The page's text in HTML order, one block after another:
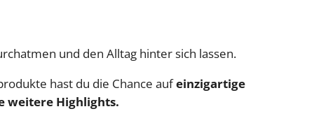
und den Alltag hinter sich lassen.
hast du die Chance aufeinzigartige
weitere Highlights.